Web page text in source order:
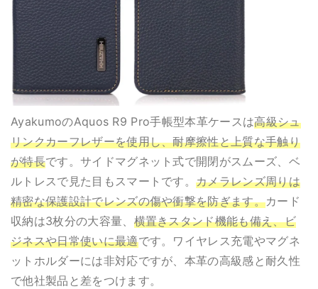
AyakumoのAquos R9 Pro手帳型本革ケースは高級シュ
リンクカーフレザーを使用し、耐摩擦性と上質な手触り
が特長です。サイドマグネット式で開閉がスムーズ、ベ
ルトレスで見た目もスマートです。カメラレンズ周りは
精密な保護設計でレンズの傷や衝撃を防ぎます。カード
収納は3枚分の大容量、 横置きスタンド機能も備え、ビ
ジネスや日常使いに最適です。ワイヤレス充電やマグネ
ットホルダーには非対応ですが、本革の高級感と耐久性
で他社製品と差をつけます。